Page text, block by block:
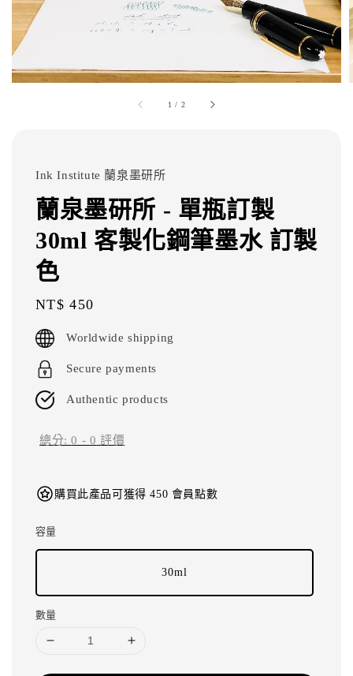
1 / 2
Ink Institute 蘭泉墨研所
蘭泉墨研所 - 單瓶訂製
30ml 客製化鋼筆墨水 訂製
色
Regular
price
NT$ 450
Worldwide shipping
Secure payments
Authentic products
總分:0 - 0 評價
購買此產品可獲得 450 會員點數
容量
30ml
數量